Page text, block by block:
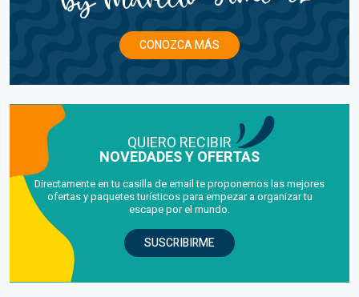
CONOZCA MÁS
QUIERO RECIBIR
NOVEDADES Y OFERTAS
Directamente en tu casilla de email te proponemos las mejores
ofertas y paquetes turísticos para empezar a organizar tu
escape por el mundo.
SUSCRIBIRME